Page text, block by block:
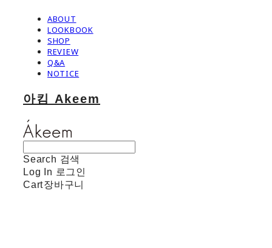
ABOUT
LOOKBOOK
SHOP
REVIEW
Q&A
NOTICE
아킴 Akeem
Search 검색
Log In 로그인
Cart장바구니